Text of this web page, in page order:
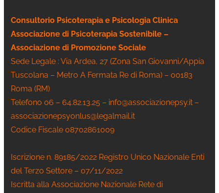
Consultorio Psicoterapia e Psicologia Clinica
Associazione di Psicoterapia Sostenibile –
Associazione di Promozione Sociale
Sede Legale : Via Ardea, 27 (Zona San Giovanni/Appia
Tuscolana – Metro A Fermata Re di Roma) – 00183
Roma (RM)
Telefono 06 – 64.82.13.25 – info@associazionepsy.it –
associazionepsyonlus@legalmail.it
Codice Fiscale 08702861009
Iscrizione n. 89185/2022 Registro Unico Nazionale Enti
del Terzo Settore – 07/11/2022
Iscritta alla Associazione Nazionale Rete di